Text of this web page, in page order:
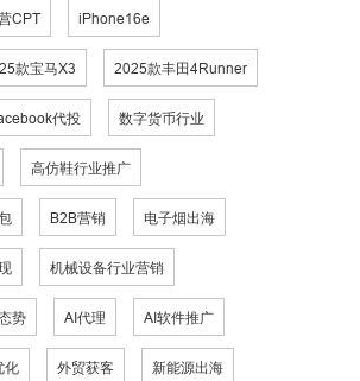
CPT iPhone16e
款宝马X3 2025款丰田4Runner
代投 数字货币行业
高仿鞋行业推广
B2B营销 电子烟出海
机械设备行业营销
势 AI代理 AI软件推广
化 外贸获客 新能源出海